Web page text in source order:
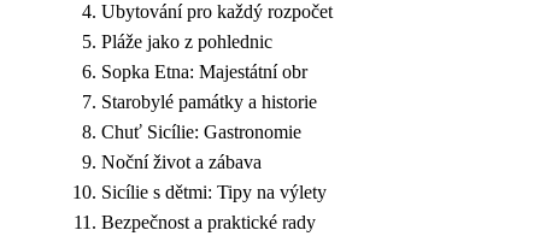
Ubytování pro každý rozpočet
Pláže jako z pohlednic
Sopka Etna: Majestátní obr
Starobylé památky a historie
Chuť Sicílie: Gastronomie
Noční život a zábava
Sicílie s dětmi: Tipy na výlety
Bezpečnost a praktické rady